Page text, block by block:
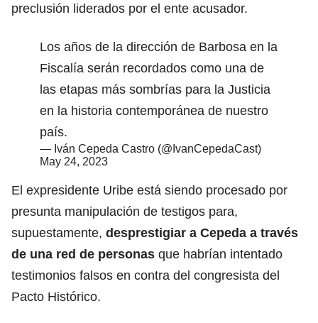
preclusión liderados por el ente acusador.
Los años de la dirección de Barbosa en la
Fiscalía serán recordados como una de
las etapas más sombrías para la Justicia
en la historia contemporánea de nuestro
país.
— Iván Cepeda Castro (@IvanCepedaCast)
May 24, 2023
El expresidente Uribe está siendo procesado por
presunta manipulación de testigos para,
supuestamente, desprestigiar a Cepeda a través
de una red de personas que habrían intentado
testimonios falsos en contra del congresista del
Pacto Histórico.